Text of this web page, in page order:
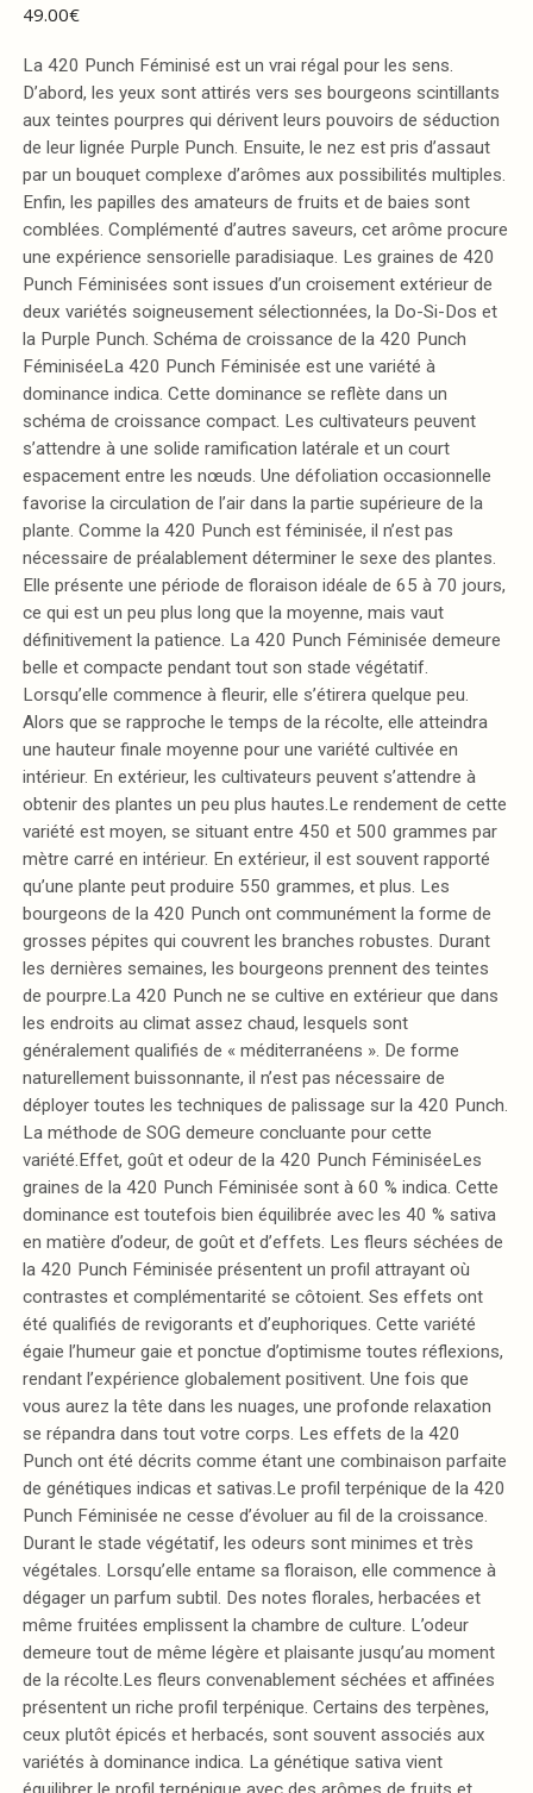
49.00€
La 420 Punch Féminisé est un vrai régal pour les sens.
D’abord, les yeux sont attirés vers ses bourgeons scintillants
aux teintes pourpres qui dérivent leurs pouvoirs de séduction
de leur lignée Purple Punch. Ensuite, le nez est pris d’assaut
par un bouquet complexe d’arômes aux possibilités multiples.
Enfin, les papilles des amateurs de fruits et de baies sont
comblées. Complémenté d’autres saveurs, cet arôme procure
une expérience sensorielle paradisiaque. Les graines de 420
Punch Féminisées sont issues d’un croisement extérieur de
deux variétés soigneusement sélectionnées, la Do-Si-Dos et
la Purple Punch. Schéma de croissance de la 420 Punch
FéminiséeLa 420 Punch Féminisée est une variété à
dominance indica. Cette dominance se reflète dans un
schéma de croissance compact. Les cultivateurs peuvent
s’attendre à une solide ramification latérale et un court
espacement entre les nœuds. Une défoliation occasionnelle
favorise la circulation de l’air dans la partie supérieure de la
plante. Comme la 420 Punch est féminisée, il n’est pas
nécessaire de préalablement déterminer le sexe des plantes.
Elle présente une période de floraison idéale de 65 à 70 jours,
ce qui est un peu plus long que la moyenne, mais vaut
définitivement la patience. La 420 Punch Féminisée demeure
belle et compacte pendant tout son stade végétatif.
Lorsqu’elle commence à fleurir, elle s’étirera quelque peu.
Alors que se rapproche le temps de la récolte, elle atteindra
une hauteur finale moyenne pour une variété cultivée en
intérieur. En extérieur, les cultivateurs peuvent s’attendre à
obtenir des plantes un peu plus hautes.Le rendement de cette
variété est moyen, se situant entre 450 et 500 grammes par
mètre carré en intérieur. En extérieur, il est souvent rapporté
qu’une plante peut produire 550 grammes, et plus. Les
bourgeons de la 420 Punch ont communément la forme de
grosses pépites qui couvrent les branches robustes. Durant
les dernières semaines, les bourgeons prennent des teintes
de pourpre.La 420 Punch ne se cultive en extérieur que dans
les endroits au climat assez chaud, lesquels sont
généralement qualifiés de « méditerranéens ». De forme
naturellement buissonnante, il n’est pas nécessaire de
déployer toutes les techniques de palissage sur la 420 Punch.
La méthode de SOG demeure concluante pour cette
variété.Effet, goût et odeur de la 420 Punch FéminiséeLes
graines de la 420 Punch Féminisée sont à 60 % indica. Cette
dominance est toutefois bien équilibrée avec les 40 % sativa
en matière d’odeur, de goût et d’effets. Les fleurs séchées de
la 420 Punch Féminisée présentent un profil attrayant où
contrastes et complémentarité se côtoient. Ses effets ont
été qualifiés de revigorants et d’euphoriques. Cette variété
égaie l’humeur gaie et ponctue d’optimisme toutes réflexions,
rendant l’expérience globalement positivent. Une fois que
vous aurez la tête dans les nuages, une profonde relaxation
se répandra dans tout votre corps. Les effets de la 420
Punch ont été décrits comme étant une combinaison parfaite
de génétiques indicas et sativas.Le profil terpénique de la 420
Punch Féminisée ne cesse d’évoluer au fil de la croissance.
Durant le stade végétatif, les odeurs sont minimes et très
végétales. Lorsqu’elle entame sa floraison, elle commence à
dégager un parfum subtil. Des notes florales, herbacées et
même fruitées emplissent la chambre de culture. L’odeur
demeure tout de même légère et plaisante jusqu’au moment
de la récolte.Les fleurs convenablement séchées et affinées
présentent un riche profil terpénique. Certains des terpènes,
ceux plutôt épicés et herbacés, sont souvent associés aux
variétés à dominance indica. La génétique sativa vient